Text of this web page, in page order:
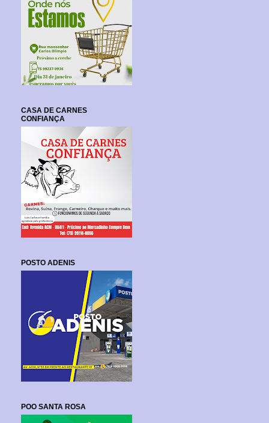
CASA DE CARNES
CONFIANÇA
POSTO ADENIS
POO SANTA ROSA